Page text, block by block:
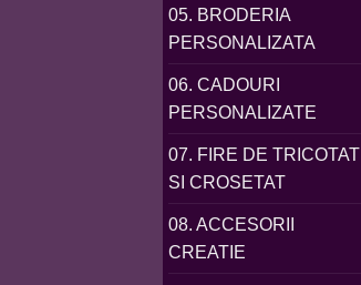
05. BRODERIA
PERSONALIZATA
06. CADOURI
PERSONALIZATE
07. FIRE DE TRICOTAT
SI CROSETAT
08. ACCESORII
CREATIE